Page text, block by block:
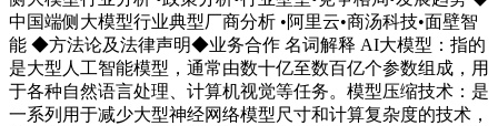
中国端侧大模型行业典型厂商分析 •阿里云•商汤科技•面壁智
能 ◆方法论及法律声明◆业务合作 名词解释 AI大模型：指的
是大型人工智能模型，通常由数十亿至数百亿个参数组成，用
于各种自然语言处理、计算机视觉等任务。模型压缩技术：是
一系列用于减少大型神经网络模型尺寸和计算复杂度的技术，